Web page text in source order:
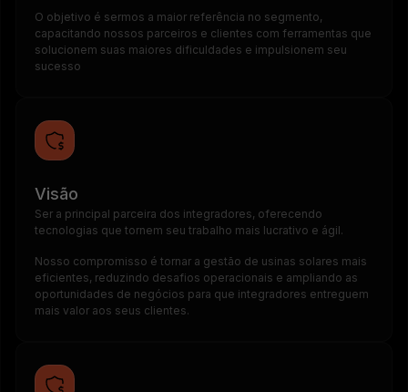
O objetivo é sermos a maior referência no segmento,
capacitando nossos parceiros e clientes com ferramentas que
solucionem suas maiores dificuldades e impulsionem seu
sucesso
Visão
Ser a principal parceira dos integradores, oferecendo
tecnologias que tornem seu trabalho mais lucrativo e ágil.
Nosso compromisso é tornar a gestão de usinas solares mais
eficientes, reduzindo desafios operacionais e ampliando as
oportunidades de negócios para que integradores entreguem
mais valor aos seus clientes.